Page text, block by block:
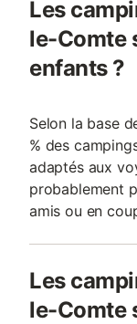
Les
le-Comte
enfants ?
Selon la base
% des
adaptés aux
probablement
amis ou en
Les
le-Comte